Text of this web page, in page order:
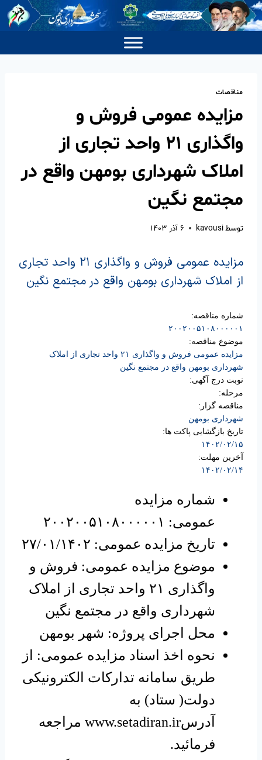
مناقصات
مزایده عمومی فروش و
واگذاری ۲۱ واحد تجاری از
املاک شهرداری بومهن واقع در
مجتمع نگین
توسطkavousi ۶ آذر ۱۴۰۳
مزایده عمومی فروش و واگذاری ۲۱ واحد تجاری
از املاک شهرداری بومهن واقع در مجتمع نگین
شماره مناقصه:
۲۰۰۲۰۰۵۱۰۸۰۰۰۰۰۱
موضوع مناقصه:
مزایده عمومی فروش و واگذاری ۲۱ واحد تجاری از املاک
شهرداری بومهن واقع در مجتمع نگین
نوبت درج آگهی:
مرحله:
مناقصه گزار:
شهرداری بومهن
تاریخ بازگشایی پاکت ها:
۱۴۰۲/۰۲/۱۵
آخرین مهلت:
۱۴۰۲/۰۲/۱۴
شماره مزایده
عمومی: ۲۰۰۲۰۰۵۱۰۸۰۰۰۰۰۱
تاریخ مزایده عمومی: ۲۷/۰۱/۱۴۰۲
موضوع مزایده عمومی: فروش و
واگذاری ۲۱ واحد تجاری از املاک
شهرداری واقع در مجتمع نگین
محل اجرای پروژه: شهر بومهن
نحوه اخذ اسناد مزایده عمومی: از
طریق سامانه تدارکات الکترونیکی
دولت( ستاد) به
آدرسwww.setadiran.ir مراجعه
فرمائید.